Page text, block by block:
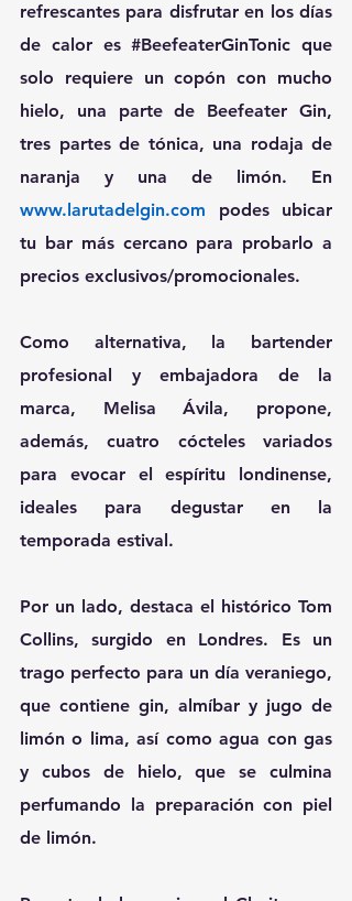
refrescantes para disfrutar en los días
de calor es #BeefeaterGinTonic que
solo requiere un copón con mucho
hielo, una parte de Beefeater Gin,
tres partes de tónica, una rodaja de
www.larutadelgin.com podes ubicar
tu bar más cercano para probarlo a
precios exclusivos/promocionales.
Como alternativa, la bartender
profesional y embajadora de la
marca, Melisa Ávila, propone,
además, cuatro cócteles variados
para evocar el espíritu londinense,
ideales para degustar en la
temporada estival.
Por un lado, destaca el histórico Tom
Collins, surgido en Londres. Es un
trago perfecto para un día veraniego,
que contiene gin, almíbar y jugo de
limón o lima, así como agua con gas
y cubos de hielo, que se culmina
perfumando la preparación con piel
de limón.